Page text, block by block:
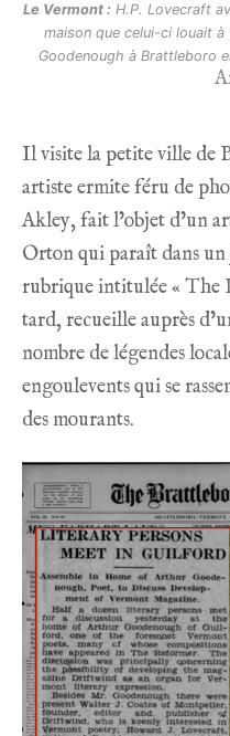
Le Vermont : H.P. Lovecraft
maison que celui-ci louait
Goodenough à Brattleboro
Il visite la petite ville de
artiste ermite féru de
Akley, fait l’objet d’un
Orton qui paraît dans
rubrique intitulée « The
tard, recueille auprès
nombre de légendes
engoulevents qui se
des mourants.